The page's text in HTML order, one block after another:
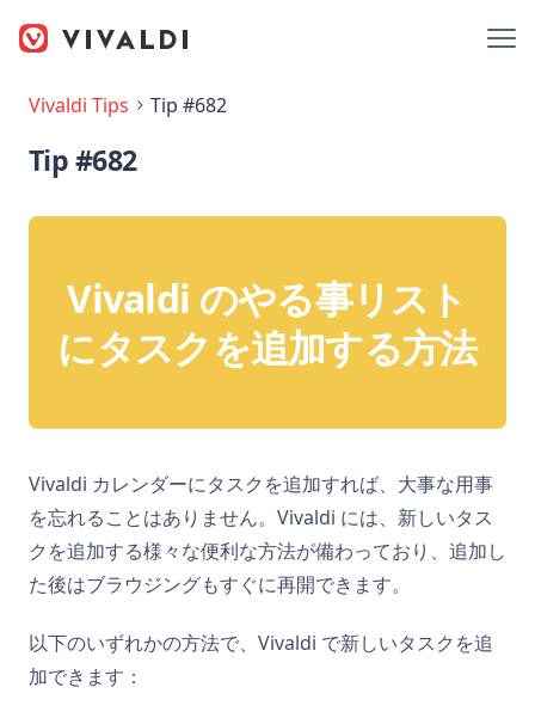
Vivaldi Tips Tip #682
Tip #682
Vivaldi のやる事リスト
にタスクを追加する方法
Vivaldi カレンダーにタスクを追加すれば、大事な用事
を忘れることはありません。Vivaldi には、新しいタス
クを追加する様々な便利な方法が備わっており、追加し
た後はブラウジングもすぐに再開できます。
以下のいずれかの方法で、Vivaldi で新しいタスクを追
加できます：